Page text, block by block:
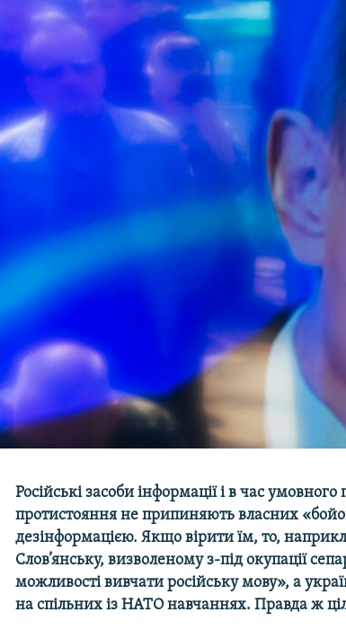
Російські засоби інформації і в час умовного
протистояння не припиняють власних
дезінформацією. Якщо вірити їм, то,
Слов’янську, визволеному з-під окупації
можливості вивчати російську мову», а
на спільних із НАТО навчаннях. Правда ж